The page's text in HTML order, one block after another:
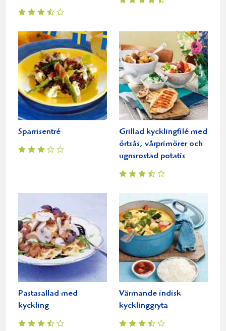
Sparrisentré
Grillad kycklingfilé med
örtsås, vårprimörer och
ugnsrostad potatis
Pastasallad med
kyckling
Värmande indisk
kycklinggryta